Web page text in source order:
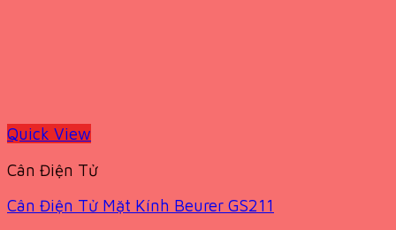
Quick View
Cân Điện Tử
Cân Điện Tử Mặt Kính Beurer GS211